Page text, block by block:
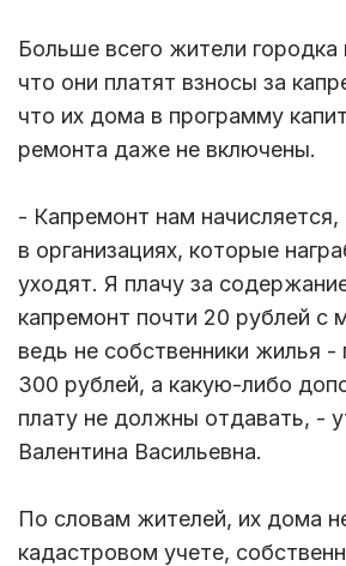
Больше всего жители
что они платят взносы за
что их дома в программу
ремонта даже не включены.
- Капремонт нам начисляется,
в организациях, которые
уходят. Я плачу за
капремонт почти 20 рублей с
ведь не собственники жилья -
300 рублей, а какую-либо
плату не должны отдавать, -
Валентина Васильевна.
По словам жителей, их дома
кадастровом учете,